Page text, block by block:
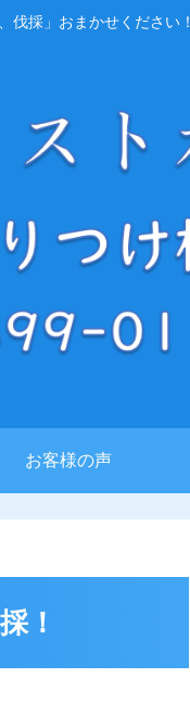
伐採」おまかせください！
お客様の声
！